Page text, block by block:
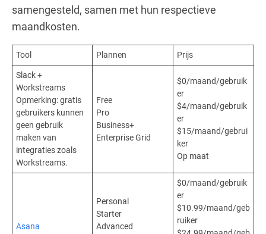
samengesteld, samen met hun respectieve
maandkosten.
Tool Plannen Prijs
Slack +
Workstreams
Opmerking: gratis
gebruikers kunnen
geen gebruik
maken van
integraties zoals
Workstreams.
Free
Pro
Business+
Enterprise Grid
$0/maand/gebruik
er
$4/maand/gebruik
er
$15/maand/gebrui
ker
Op maat
Asana
Personal
Starter
Advanced
$0/maand/gebruik
er
$10.99/maand/geb
ruiker